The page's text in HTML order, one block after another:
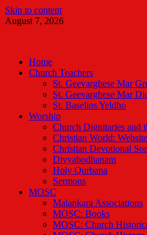
Skip to content
August 7, 2026
Home
Church Teachers
St. Geevarghese Mar
St. Geevarghese Mar
St. Baselios Yeldho
Worship
Church Dignitaries and
Christian World:
Christian Devotional
Divyabodhanam
Holy Qurbana
Sermons
MOSC
Malankara Associations
MOSC: Books
MOSC: Church